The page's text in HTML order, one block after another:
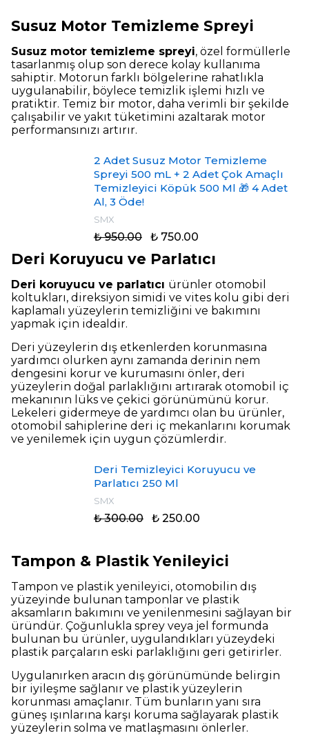
Susuz Motor Temizleme Spreyi
Susuz motor temizleme spreyi, özel formüllerle
tasarlanmış olup son derece kolay kullanıma
sahiptir. Motorun farklı bölgelerine rahatlıkla
uygulanabilir, böylece temizlik işlemi hızlı ve
pratiktir. Temiz bir motor, daha verimli bir şekilde
çalışabilir ve yakıt tüketimini azaltarak motor
performansınızı artırır.
2 Adet Susuz Motor Temizleme
Spreyi 500 mL + 2 Adet Çok Amaçlı
Temizleyici Köpük 500 Ml 🎁 4 Adet
Al, 3 Öde!
SMX
₺ 950.00 ₺ 750.00
Deri Koruyucu ve Parlatıcı
Deri koruyucu ve parlatıcı ürünler otomobil
koltukları, direksiyon simidi ve vites kolu gibi deri
kaplamalı yüzeylerin temizliğini ve bakımını
yapmak için idealdir.
Deri yüzeylerin dış etkenlerden korunmasına
yardımcı olurken aynı zamanda derinin nem
dengesini korur ve kurumasını önler, deri
yüzeylerin doğal parlaklığını artırarak otomobil iç
mekanının lüks ve çekici görünümünü korur.
Lekeleri gidermeye de yardımcı olan bu ürünler,
otomobil sahiplerine deri iç mekanlarını korumak
ve yenilemek için uygun çözümlerdir.
Deri Temizleyici Koruyucu ve
Parlatıcı 250 Ml
SMX
₺ 300.00 ₺ 250.00
Tampon & Plastik Yenileyici
Tampon ve plastik yenileyici, otomobilin dış
yüzeyinde bulunan tamponlar ve plastik
aksamların bakımını ve yenilenmesini sağlayan bir
üründür. Çoğunlukla sprey veya jel formunda
bulunan bu ürünler, uygulandıkları yüzeydeki
plastik parçaların eski parlaklığını geri getirirler.
Uygulanırken aracın dış görünümünde belirgin
bir iyileşme sağlanır ve plastik yüzeylerin
korunması amaçlanır. Tüm bunların yanı sıra
güneş ışınlarına karşı koruma sağlayarak plastik
yüzeylerin solma ve matlaşmasını önlerler.